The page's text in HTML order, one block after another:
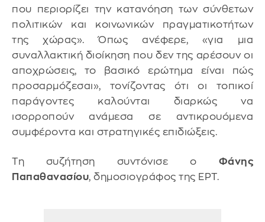
που περιορίζει την κατανόηση των σύνθετων
πολιτικών και κοινωνικών πραγματικοτήτων
της χώρας». Όπως ανέφερε, «για μια
συναλλακτική διοίκηση που δεν της αρέσουν οι
αποχρώσεις, το βασικό ερώτημα είναι πώς
προσαρμόζεσαι», τονίζοντας ότι οι τοπικοί
παράγοντες καλούνται διαρκώς να
ισορροπούν ανάμεσα σε αντικρουόμενα
συμφέροντα και στρατηγικές επιδιώξεις.
Τη συζήτηση συντόνισε ο Φάνης
Παπαθανασίου, δημοσιογράφος της ΕΡΤ.